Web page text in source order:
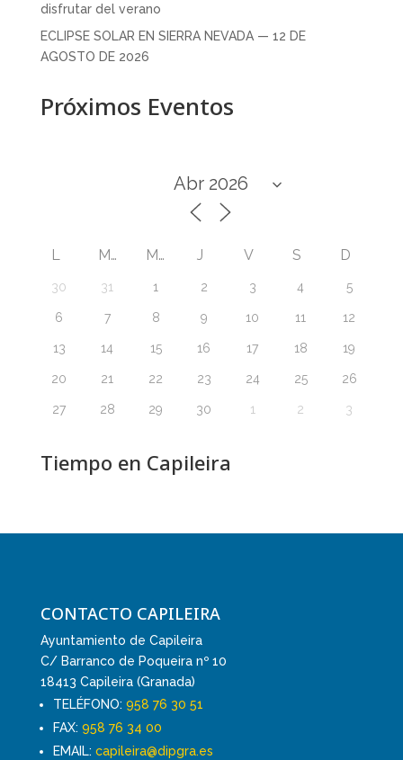
disfrutar del verano
ECLIPSE SOLAR EN SIERRA NEVADA — 12 DE
AGOSTO DE 2026
Próximos Eventos
L M M J V S D
30 31 1 2 3 4 5
6 7 8 9 10 11 12
13 14 15 16 17 18 19
20 21 22 23 24 25 26
27 28 29 30 1 2 3
Tiempo en Capileira
CONTACTO CAPILEIRA
Ayuntamiento de Capileira
C/ Barranco de Poqueira nº 10
18413 Capileira (Granada)
TELÉFONO: 958 76 30 51
FAX: 958 76 34 00
EMAIL: capileira@dipgra.es